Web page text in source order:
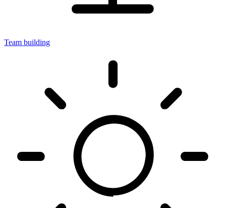
Team building